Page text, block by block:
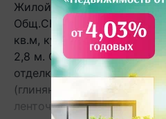
Жилой дом в Каменецком
Общ.СНБ - 279,3 кв.м,
кв.м, кух.- 28,3 кв.м. 2
2,8 м. Стены: материал -
отделка фасада -
(глиняный). Кровля:
ленточный монолитный;